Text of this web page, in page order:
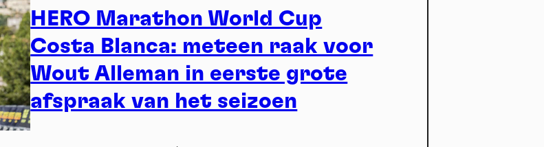
HERO Marathon World Cup
Costa Blanca: meteen raak voor
Wout Alleman in eerste grote
afspraak van het seizoen